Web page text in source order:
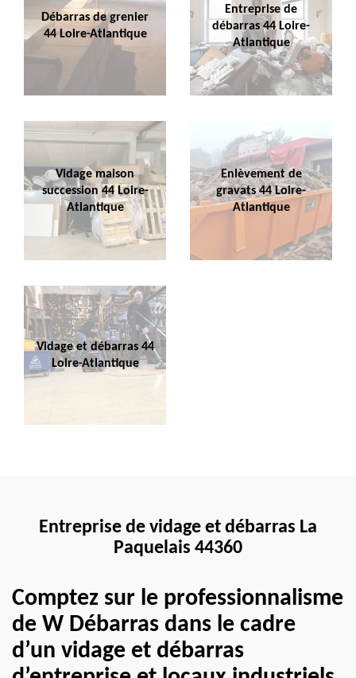
Débarras de grenier
44 Loire-Atlantique
Entreprise de
débarras 44 Loire-
Atlantique
Vidage maison
succession 44 Loire-
Atlantique
Enlèvement de
gravats 44 Loire-
Atlantique
Vidage et débarras 44
Loire-Atlantique
Entreprise de vidage et débarras La
Paquelais 44360
Comptez sur le professionnalisme
de W Débarras dans le cadre
d’un vidage et débarras